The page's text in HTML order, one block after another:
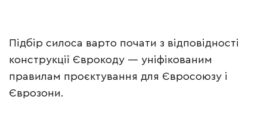
Підбір силоса варто почати з відповідності
конструкції Єврокоду — уніфікованим
правилам проєктування для Євросоюзу і
Єврозони.